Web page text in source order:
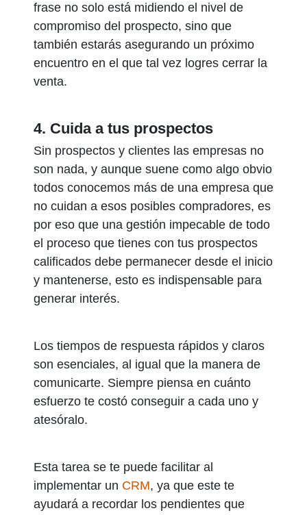
frase no solo está midiendo el nivel de
compromiso del prospecto, sino que
también estarás asegurando un próximo
encuentro en el que tal vez logres cerrar la
venta.
4. Cuida a tus prospectos
Sin prospectos y clientes las empresas no
son nada, y aunque suene como algo obvio
todos conocemos más de una empresa que
no cuidan a esos posibles compradores, es
por eso que una gestión impecable de todo
el proceso que tienes con tus prospectos
calificados debe permanecer desde el inicio
y mantenerse, esto es indispensable para
generar interés.
Los tiempos de respuesta rápidos y claros
son esenciales, al igual que la manera de
comunicarte. Siempre piensa en cuánto
esfuerzo te costó conseguir a cada uno y
atesóralo.
Esta tarea se te puede facilitar al
implementar un CRM, ya que este te
ayudará a recordar los pendientes que